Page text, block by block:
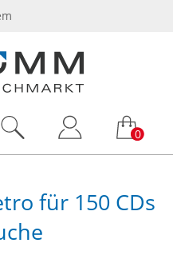
0
für 150 CDs